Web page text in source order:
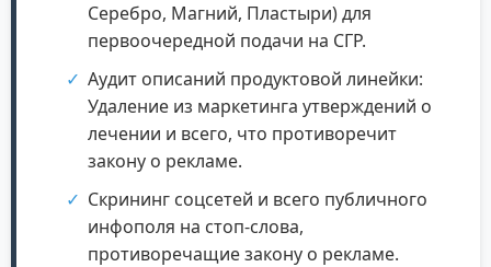
Серебро, Магний, Пластыри) для
первоочередной подачи на СГР.
Аудит описаний продуктовой линейки:
Удаление из маркетинга утверждений о
лечении и всего, что противоречит
закону о рекламе.
Скрининг соцсетей и всего публичного
инфополя на стоп-слова,
противоречащие закону о рекламе.